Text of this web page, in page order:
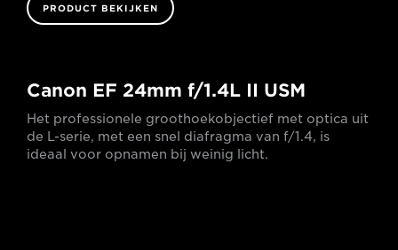
PRODUCT BEKIJKEN
Canon EF 24mm f/1.4L II USM
Het professionele groothoekobjectief met optica uit
de L-serie, met een snel diafragma van f/1.4, is
ideaal voor opnamen bij weinig licht.